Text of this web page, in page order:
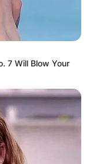
7 Will Blow Your